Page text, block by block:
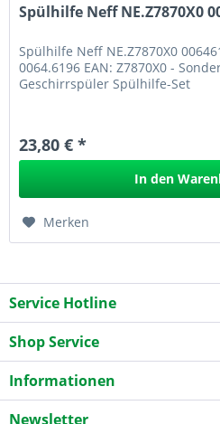
Spülhilfe Neff NE.Z7870X0
Spülhilfe Neff NE.Z7870X0
0064.6196 EAN: Z7870X0 -
Geschirrspüler Spülhilfe-Set
23,80 € *
In den
Merken
Service Hotline
Shop Service
Informationen
Newsletter